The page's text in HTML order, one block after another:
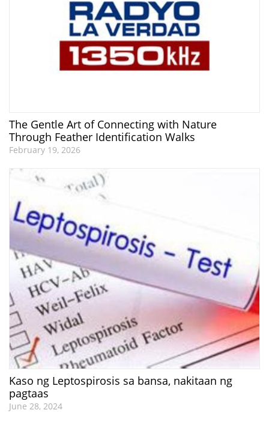
The Gentle Art of Connecting with Nature
Through Feather Identification Walks
February 19, 2026
Kaso ng Leptospirosis sa bansa, nakitaan ng
pagtaas
June 28, 2024